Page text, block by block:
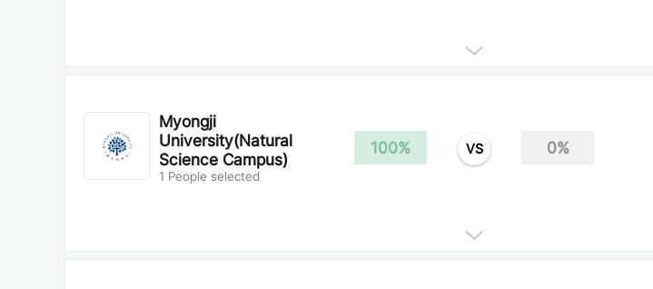
Myongji
University(Natural
Science Campus)
1 People selected
100% VS 0%